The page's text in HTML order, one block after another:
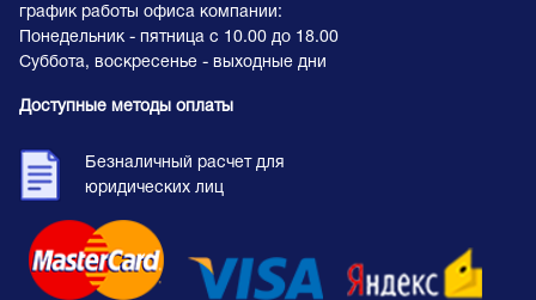
график работы офиса компании:
Понедельник - пятница с 10.00 до 18.00
Суббота, воскресенье - выходные дни
Доступные методы оплаты
Безналичный расчет для
юридических лиц